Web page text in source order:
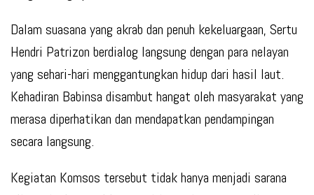
Dalam suasana yang akrab dan penuh kekeluargaan, Sertu
Hendri Patrizon berdialog langsung dengan para nelayan
yang sehari-hari menggantungkan hidup dari hasil laut.
Kehadiran Babinsa disambut hangat oleh masyarakat yang
merasa diperhatikan dan mendapatkan pendampingan
secara langsung.
Kegiatan Komsos tersebut tidak hanya menjadi sarana